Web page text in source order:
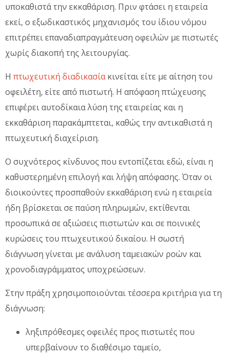
υποκαθιστά την εκκαθάριση. Πριν φτάσει η εταιρεία
εκεί, ο εξωδικαστικός μηχανισμός του ίδιου νόμου
επιτρέπει επαναδιαπραγμάτευση οφειλών με πιστωτές
χωρίς διακοπή της λειτουργίας.
Η πτωχευτική διαδικασίακινείται είτε με αίτηση του
οφειλέτη, είτε από πιστωτή. Η απόφαση πτώχευσης
επιφέρει αυτοδίκαια λύση της εταιρείας και η
εκκαθάριση παρακάμπτεται, καθώς την αντικαθιστά η
πτωχευτική διαχείριση.
Ο συχνότερος κίνδυνος που εντοπίζεται εδώ, είναι η
καθυστερημένη επιλογή και λήψη απόφασης. Όταν οι
διοικούντες προσπαθούν εκκαθάριση ενώ η εταιρεία
ήδη βρίσκεται σε παύση πληρωμών, εκτίθενται
προσωπικά σε αξιώσεις πιστωτών και σε ποινικές
κυρώσεις του πτωχευτικού δικαίου. Η σωστή
διάγνωση γίνεται με ανάλυση ταμειακών ροών και
χρονοδιαγράμματος υποχρεώσεων.
Στην πράξη χρησιμοποιούνται τέσσερα κριτήρια για τη
διάγνωση:
ληξιπρόθεσμες οφειλές προς πιστωτές που
υπερβαίνουν το διαθέσιμο ταμείο,